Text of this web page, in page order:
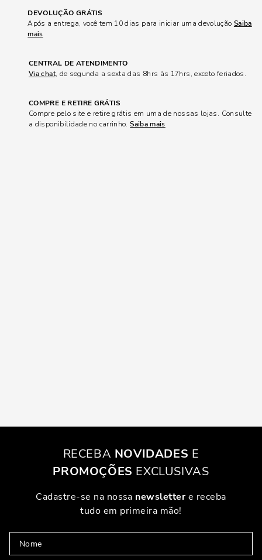
DEVOLUÇÃO GRÁTIS
Após a entrega, você tem 10 dias para iniciar uma devolução Saiba
mais
CENTRAL DE ATENDIMENTO
Via chat, de segunda a sexta das 8hrs às 17hrs, exceto feriados.
COMPRE E RETIRE GRÁTIS
Compre pelo site e retire grátis em uma de nossas lojas. Consulte
a disponibilidade no carrinho.Saiba mais
RECEBA NOVIDADES E
PROMOÇÕES EXCLUSIVAS
Cadastre-se na nossa newslettere receba
tudo em primeira mão!